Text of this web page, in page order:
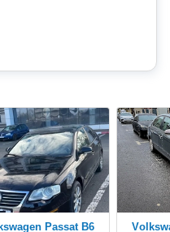
Passat B6 Volkswagen Passat 1.9